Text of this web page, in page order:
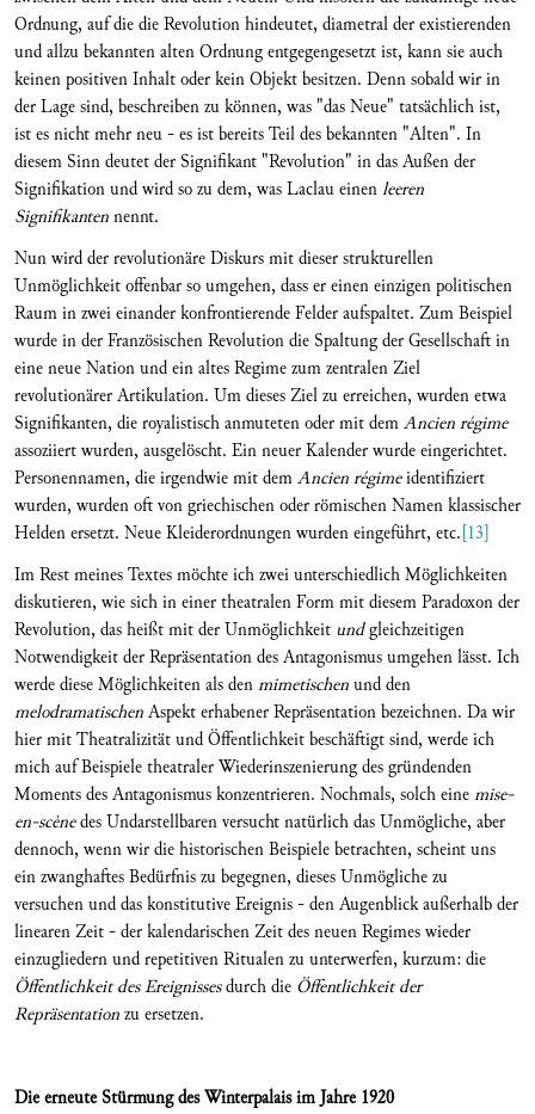
Ordnung, auf die die Revolution hindeutet, diametral der existierenden
und allzu bekannten alten Ordnung entgegengesetzt ist, kann sie auch
keinen positiven Inhalt oder kein Objekt besitzen. Denn sobald wir in
der Lage sind, beschreiben zu können, was "das Neue" tatsächlich ist,
ist es nicht mehr neu - es ist bereits Teil des bekannten "Alten". In
diesem Sinn deutet der Signifikant "Revolution" in das Außen der
Signifikation und wird so zu dem, was Laclau einenleeren
Signifikantennennt.
Nun wird der revolutionäre Diskurs mit dieser strukturellen
Unmöglichkeit offenbar so umgehen, dass er einen einzigen politischen
Raum in zwei einander konfrontierende Felder aufspaltet. Zum Beispiel
wurde in der Französischen Revolution die Spaltung der Gesellschaft in
eine neue Nation und ein altes Regime zum zentralen Ziel
revolutionärer Artikulation. Um dieses Ziel zu erreichen, wurden etwa
Signifikanten, die royalistisch anmuteten oder mit demAncien régime
assoziiert wurden, ausgelöscht. Ein neuer Kalender wurde eingerichtet.
Personennamen, die irgendwie mit demAncien régimeidentifiziert
wurden, wurden oft von griechischen oder römischen Namen klassischer
Helden ersetzt. Neue Kleiderordnungen wurden eingeführt, etc.[13]
Im Rest meines Textes möchte ich zwei unterschiedlich Möglichkeiten
diskutieren, wie sich in einer theatralen Form mit diesem Paradoxon der
Revolution, das heißt mit der Unmöglichkeit undgleichzeitigen
Notwendigkeit der Repräsentation des Antagonismus umgehen lässt. Ich
werde diese Möglichkeiten als denmimetischenund den
melodramatischenAspekt erhabener Repräsentation bezeichnen. Da wir
hier mit Theatralizität und Öffentlichkeit beschäftigt sind, werde ich
mich auf Beispiele theatraler Wiederinszenierung des gründenden
Moments des Antagonismus konzentrieren. Nochmals, solch einemise-
en-scènedes Undarstellbaren versucht natürlich das Unmögliche, aber
dennoch, wenn wir die historischen Beispiele betrachten, scheint uns
ein zwanghaftes Bedürfnis zu begegnen, dieses Unmögliche zu
versuchen und das konstitutive Ereignis - den Augenblick außerhalb der
linearen Zeit - der kalendarischen Zeit des neuen Regimes wieder
einzugliedern und repetitiven Ritualen zu unterwerfen, kurzum: die
Öffentlichkeit des Ereignissesdurch die Öffentlichkeit der
Repräsentationzu ersetzen.
Die erneute Stürmung des Winterpalais im Jahre 1920